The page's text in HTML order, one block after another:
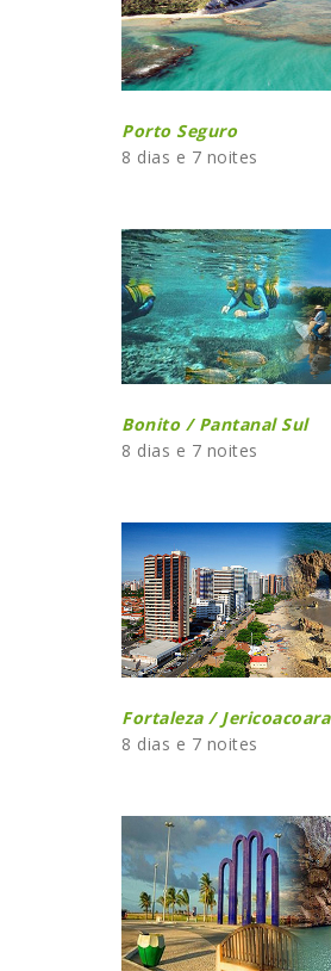
Porto Seguro
8 dias e 7 noites
Bonito / Pantanal Sul
8 dias e 7 noites
Fortaleza / Jericoacoara
8 dias e 7 noites